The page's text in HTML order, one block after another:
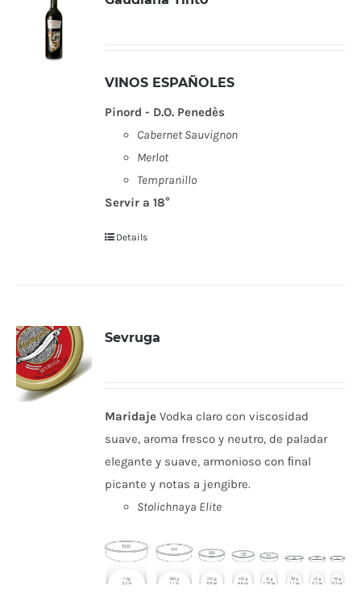
VINOS ESPAÑOLES
Pinord - D.O. Penedès
Cabernet Sauvignon
Merlot
Tempranillo
Servir a 18°
Details
Sevruga
Maridaje Vodka claro con viscosidad
suave, aroma fresco y neutro, de paladar
elegante y suave, armonioso con ﬁnal
picante y notas a jengibre.
Stolichnaya Elite